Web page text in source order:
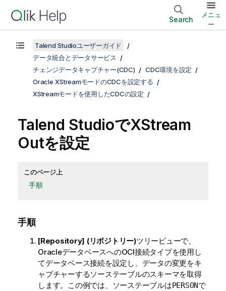
Search
メニュ
ー
Talend Studioユーザーガイド
データ統合とデータサービス
チェンジデータキャプチャー(CDC)
CDC環境を設定
Oracle XStreamモードのCDCを設定する
XStreamモードを使用したCDCの設定
Talend StudioでXStream
Outを設定
このページ上
手順
手順
[Repository] (リポジトリー)ツリービューで、
OracleデータベースへのOCI接続タイプを使用し
てデータベース接続を設定し、データの変更をキ
ャプチャーするソーステーブルのスキーマを取得
します。この例では、ソーステーブルはPERSONで